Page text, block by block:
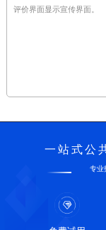
评价界面显示宣传界面。
一站式公
专业